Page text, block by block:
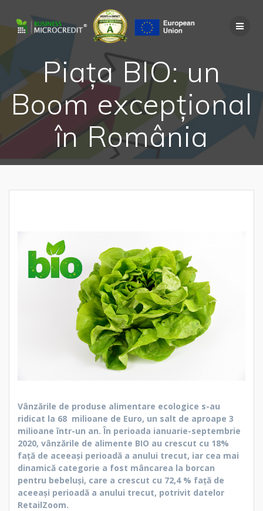
to
content
Piața BIO: un
Boom excepțional
în România
Vânzările de produse alimentare ecologice s-au
ridicat la 68 milioane de Euro, un salt de aproape 3
milioane într-un an. În perioada ianuarie-septembrie
2020, vânzările de alimente BIO au crescut cu 18%
față de aceeași perioadă a anului trecut, iar cea mai
dinamică categorie a fost mâncarea la borcan
pentru bebeluși, care a crescut cu 72,4 % față de
aceeași perioadă a anului trecut, potrivit datelor
RetailZoom.